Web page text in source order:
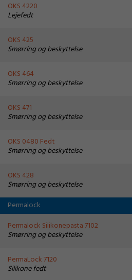
OKS 4220
Lejefedt
OKS 425
Smørring og beskyttelse
OKS 464
Smørring og beskyttelse
OKS 471
Smørring og beskyttelse
OKS 0480 Fedt
Smørring og beskyttelse
OKS 428
Smørring og beskyttelse
Permalock
Permalock Silikonepasta 7102
Smørring og beskyttelse
PermaLock 7120
Silikone fedt